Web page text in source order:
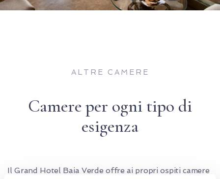
ALTRE CAMERE
Camere per ogni tipo di
esigenza
Il Grand Hotel Baia Verde offre ai propri ospiti camere